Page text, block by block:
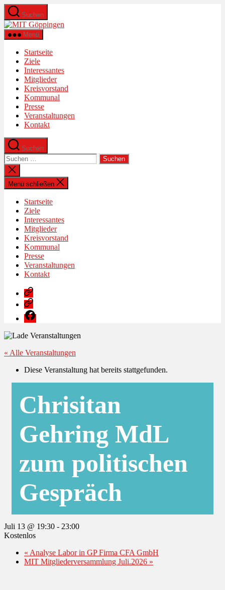
Zum
Inhalt
springen
Suchen
Menü
Startseite
Ziele
Interessantes
Mitglieder
Kreisvorstand
Kommunal
Presse
Veranstaltungen
Kontakt
Suchen
Suchen
nach:
Suche
schließen
Menü schließen
Startseite
Ziele
Interessantes
Mitglieder
Kreisvorstand
Kommunal
Presse
Veranstaltungen
Kontakt
Impressum
Datenschutz­
erklärung
Facebook
« Alle Veranstaltungen
Diese Veranstaltung hat bereits stattgefunden.
Chrisitan
Gehring MdL
zum politischen
Gespräch
Juli 13 @ 19:30 - 23:00
Kostenlos
« Analyse Labor in GP Firma CFA GmbH
MIT Mitgliederversammlung Juli.2026 »